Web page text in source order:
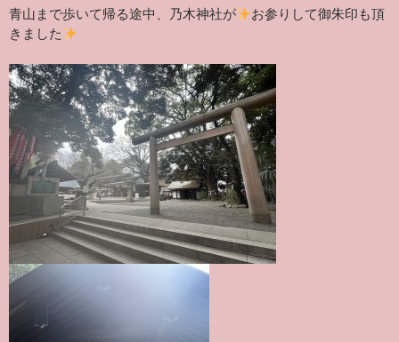
青山まで歩いて帰る途中、乃木神社が
お参りして御朱印も頂
きました